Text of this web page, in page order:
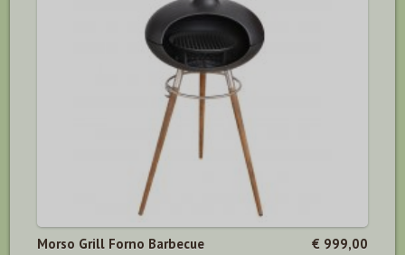
Morso Grill Forno Barbecue € 999,00